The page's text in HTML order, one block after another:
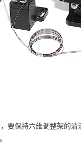
保持六维调整架的清